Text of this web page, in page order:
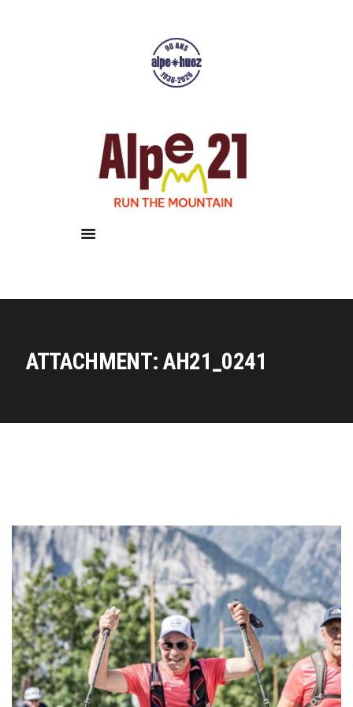
ATTACHMENT: AH21_0241
Résultats
Galerie
Infos pratiques